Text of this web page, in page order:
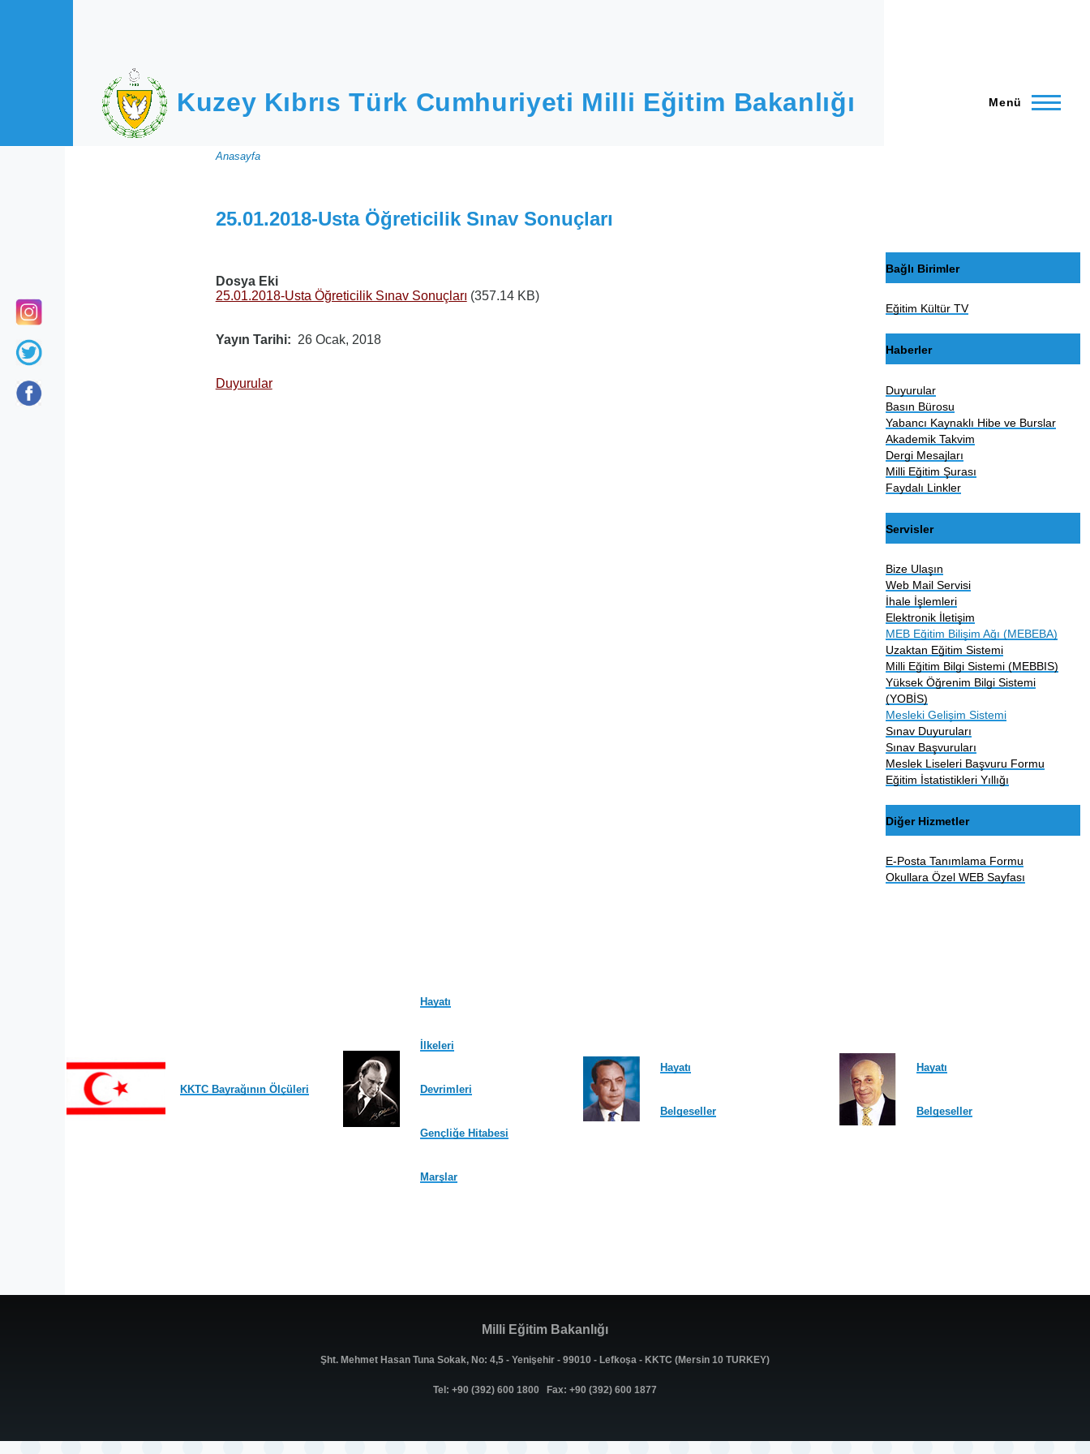
Kuzey Kıbrıs Türk Cumhuriyeti Milli Eğitim Bakanlığı Menü
Sayfa
yolu
Anasayfa
25.01.2018-Usta Öğreticilik Sınav Sonuçları
Dosya Eki
25.01.2018-Usta Öğreticilik Sınav Sonuçları (357.14 KB)
Yayın Tarihi 26 Ocak, 2018
Duyurular
Bağlı Birimler
Eğitim Kültür TV
Haberler
Duyurular
Basın Bürosu
Yabancı Kaynaklı Hibe ve Burslar
Akademik Takvim
Dergi Mesajları
Milli Eğitim Şurası
Faydalı Linkler
Servisler
Bize Ulaşın
Web Mail Servisi
İhale İşlemleri
Elektronik İletişim
MEB Eğitim Bilişim Ağı (MEBEBA)
Uzaktan Eğitim Sistemi
Milli Eğitim Bilgi Sistemi (MEBBIS)
Yüksek Öğrenim Bilgi Sistemi
(YOBİS)
Mesleki Gelişim Sistemi
Sınav Duyuruları
Sınav Başvuruları
Meslek Liseleri Başvuru Formu
Eğitim İstatistikleri Yıllığı
Diğer Hizmetler
E-Posta Tanımlama Formu
Okullara Özel WEB Sayfası
KKTC Bayrağının Ölçüleri
Hayatı
İlkeleri
Devrimleri
Gençliğe Hitabesi
Marşlar
Hayatı
Belgeseller
Hayatı
Belgeseller
Milli Eğitim Bakanlığı
Şht. Mehmet Hasan Tuna Sokak, No: 4,5 - Yenişehir - 99010 - Lefkoşa - KKTC (Mersin 10 TURKEY)
Tel: +90 (392) 600 1800 Fax: +90 (392) 600 1877